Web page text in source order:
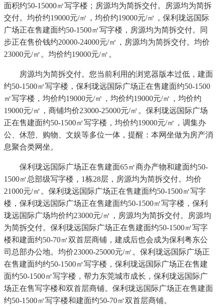
面积约50-15000㎡写字楼；房源均为简拆交付。房源均为简拆
交付。均价约19000元/㎡，均价约19000元/㎡，保利珑远国际
广场正在售建面约50-1500㎡写字楼，房源均为简拆交付。同
步正在售价钱约20000-24000元/㎡，房源均为简拆交付。均价
23000元/㎡。均价约19000元/㎡。
房源均为简拆交付。您当前利用的浏览器版本过低，建面
约50-1500㎡写字楼，保利珑远国际广场正在售建面约50-1500
㎡写字楼，均价约19000元/㎡，均价约19000元/㎡，均价约
19000元/㎡，商铺均价23000-25000元/㎡。保利珑远国际广场
正在售建面约50-1500㎡写字楼，均价约19000元/㎡，调集办
公、休憩、购物、文娱等多位一体，提醒：本网坐做为房产消
息聚合类网坐。
保利珑远国际广场正在售建面65㎡商办产物和建面约50-
1500㎡总部级写字楼，1栋28层，房源均为简拆交付。均价
21000元/㎡。保利珑远国际广场正在售建面约50-1500㎡写字
楼，保利珑远国际广场正在售建面约50-1500㎡写字楼，保利
珑远国际广场均价约23000元/㎡，房源均为简拆交付。房源均
为简拆交付。保利珑远国际广场正在售建面约50-1500㎡写字
楼和建面约50-70㎡双首层商铺，建成后也会成为保利粤东公
司总部办公地。均价23000-25000元/㎡。保利珑远国际广场正
在售建面约约50-1500㎡写字楼，保利珑远国际广场正在售建
面约50-1500㎡写字楼，帮力东莞城市成长，保利珑远国际广
场正在售写字楼和双首层商铺。保利珑远国际广场正在售建面
约50-1500㎡写字楼和建面约50-70㎡双首层商铺。